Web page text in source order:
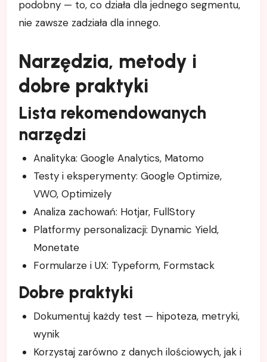
podobny — to, co działa dla jednego segmentu,
nie zawsze zadziała dla innego.
Narzędzia, metody i
dobre praktyki
Lista rekomendowanych
narzędzi
Analityka: Google Analytics, Matomo
Testy i eksperymenty: Google Optimize,
VWO, Optimizely
Analiza zachowań: Hotjar, FullStory
Platformy personalizacji: Dynamic Yield,
Monetate
Formularze i UX: Typeform, Formstack
Dobre praktyki
Dokumentuj każdy test — hipoteza, metryki,
wynik
Korzystaj zarówno z danych ilościowych, jak i